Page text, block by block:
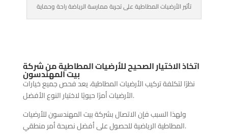
تأثير الأرضيات المطاطية على تجربة ممارسة الرياضة راحة وحماية
اتخاذ الاختيار الصحيح للأرضيات المطاطية من شركة
بيت المهندسون
نظرًا لتكلفة تركيب الأرضيات المطاطية، يعد فحص جميع خيارات
الأرضيات أمرًا حيويًا لاختيار النوع الأفضل.
ولهذا السبب فإن الاتصال بشركة بيت المهندسون للأرضيات
المطاطية الرياضية للحصول على أفضل نصيحة أمر منطقي.